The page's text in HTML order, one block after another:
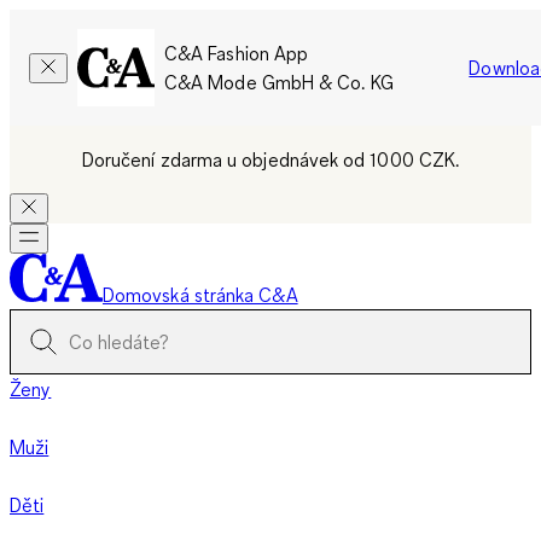
C&A Fashion App
C&A Mode GmbH & Co. KG
Doručení zdarma u objednávek od 1000 CZK.
Domovská stránka C&A
Ženy
Muži
Děti